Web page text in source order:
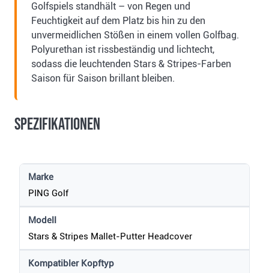
Golfspiels standhält – von Regen und
Feuchtigkeit auf dem Platz bis hin zu den
unvermeidlichen Stößen in einem vollen Golfbag.
Polyurethan ist rissbeständig und lichtecht,
sodass die leuchtenden Stars & Stripes-Farben
Saison für Saison brillant bleiben.
Spezifikationen
Marke
PING Golf
Modell
Stars & Stripes Mallet-Putter Headcover
Kompatibler Kopftyp